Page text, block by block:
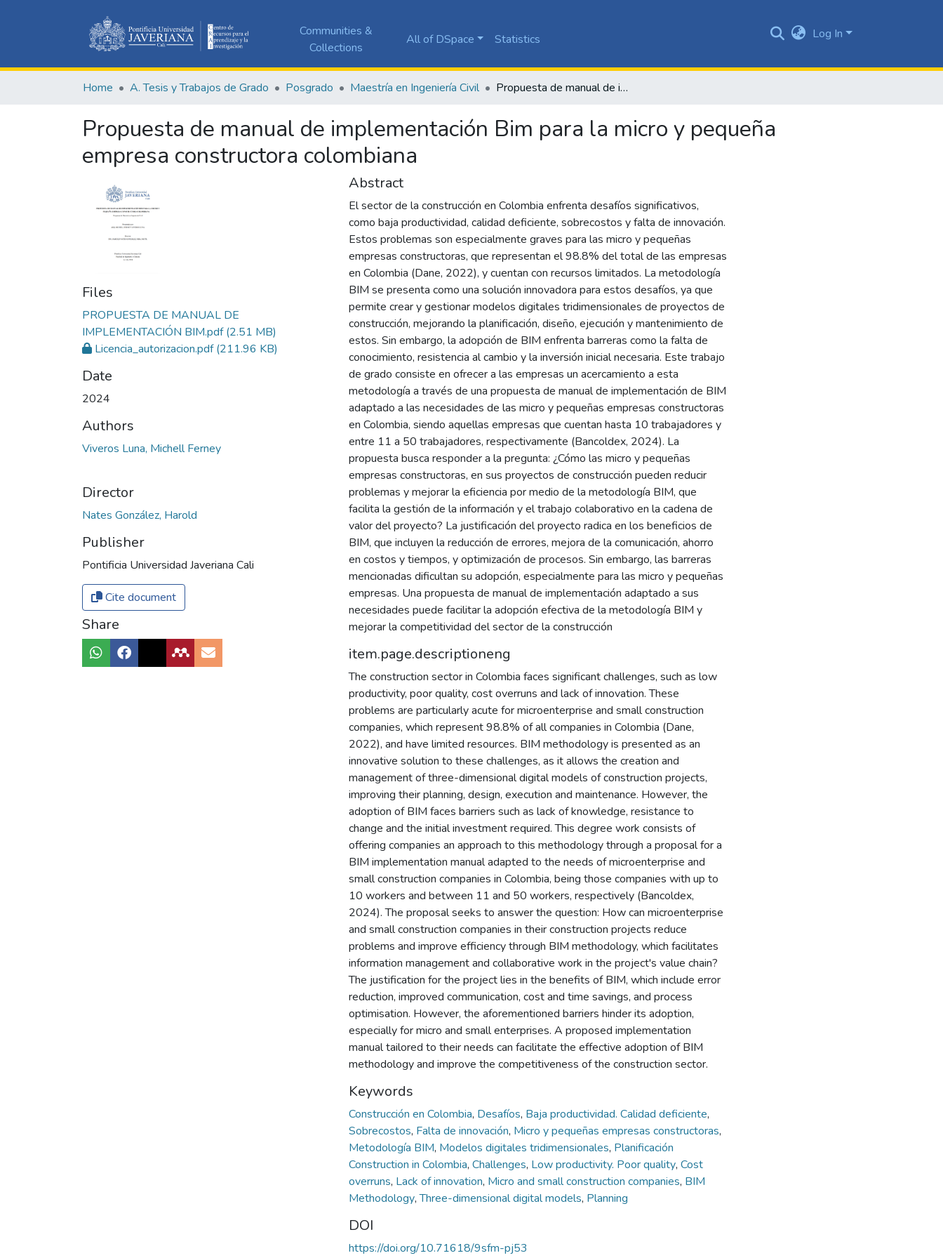
Communities &
Collections
All of DSpace Statistics Log In
Home A. Tesis y Trabajos de Grado Posgrado Maestría en Ingeniería Civil Propuesta de manual de implementación Bim para la micro y pequeña empresa constructora colombiana
Propuesta de manual de implementación Bim para la micro y pequeña
empresa constructora colombiana
Files
PROPUESTA DE MANUAL DE
IMPLEMENTACIÓN BIM.pdf(2.51 MB)
Licencia_autorizacion.pdf(211.96 KB)
Date
2024
Authors
Viveros Luna, Michell Ferney
Director
Nates González, Harold
Publisher
Pontificia Universidad Javeriana Cali
Cite document
Share
Abstract
El sector de la construcción en Colombia enfrenta desafíos significativos,
como baja productividad, calidad deficiente, sobrecostos y falta de innovación.
Estos problemas son especialmente graves para las micro y pequeñas
empresas constructoras, que representan el 98.8% del total de las empresas
en Colombia (Dane, 2022), y cuentan con recursos limitados. La metodología
BIM se presenta como una solución innovadora para estos desafíos, ya que
permite crear y gestionar modelos digitales tridimensionales de proyectos de
construcción, mejorando la planificación, diseño, ejecución y mantenimiento de
estos. Sin embargo, la adopción de BIM enfrenta barreras como la falta de
conocimiento, resistencia al cambio y la inversión inicial necesaria. Este trabajo
de grado consiste en ofrecer a las empresas un acercamiento a esta
metodología a través de una propuesta de manual de implementación de BIM
adaptado a las necesidades de las micro y pequeñas empresas constructoras
en Colombia, siendo aquellas empresas que cuentan hasta 10 trabajadores y
entre 11 a 50 trabajadores, respectivamente (Bancoldex, 2024). La
propuesta busca responder a la pregunta: ¿Cómo las micro y pequeñas
empresas constructoras, en sus proyectos de construcción pueden reducir
problemas y mejorar la eficiencia por medio de la metodología BIM, que
facilita la gestión de la información y el trabajo colaborativo en la cadena de
valor del proyecto? La justificación del proyecto radica en los beneficios de
BIM, que incluyen la reducción de errores, mejora de la comunicación, ahorro
en costos y tiempos, y optimización de procesos. Sin embargo, las barreras
mencionadas dificultan su adopción, especialmente para las micro y pequeñas
empresas. Una propuesta de manual de implementación adaptado a sus
necesidades puede facilitar la adopción efectiva de la metodología BIM y
mejorar la competitividad del sector de la construcción
item.page.descriptioneng
The construction sector in Colombia faces significant challenges, such as low
productivity, poor quality, cost overruns and lack of innovation. These
problems are particularly acute for microenterprise and small construction
companies, which represent 98.8% of all companies in Colombia (Dane,
2022), and have limited resources. BIM methodology is presented as an
innovative solution to these challenges, as it allows the creation and
management of three-dimensional digital models of construction projects,
improving their planning, design, execution and maintenance. However, the
adoption of BIM faces barriers such as lack of knowledge, resistance to
change and the initial investment required. This degree work consists of
offering companies an approach to this methodology through a proposal for a
BIM implementation manual adapted to the needs of microenterprise and
small construction companies in Colombia, being those companies with up to
10 workers and between 11 and 50 workers, respectively (Bancoldex,
2024). The proposal seeks to answer the question: How can microenterprise
and small construction companies in their construction projects reduce
problems and improve efficiency through BIM methodology, which facilitates
information management and collaborative work in the project's value chain?
The justification for the project lies in the benefits of BIM, which include error
reduction, improved communication, cost and time savings, and process
optimisation. However, the aforementioned barriers hinder its adoption,
especially for micro and small enterprises. A proposed implementation
manual tailored to their needs can facilitate the effective adoption of BIM
methodology and improve the competitiveness of the construction sector.
Keywords
Construcción en Colombia, Desafíos, Baja productividad. Calidad deficiente,
Sobrecostos, Falta de innovación, Micro y pequeñas empresas constructoras,
Metodología BIM, Modelos digitales tridimensionales, Planificación
Construction in Colombia, Challenges, Low productivity. Poor quality, Cost
overruns, Lack of innovation, Micro and small construction companies, BIM
Methodology,Three-dimensional digital models, Planning
DOI
https://doi.org/10.71618/9sfm-pj53